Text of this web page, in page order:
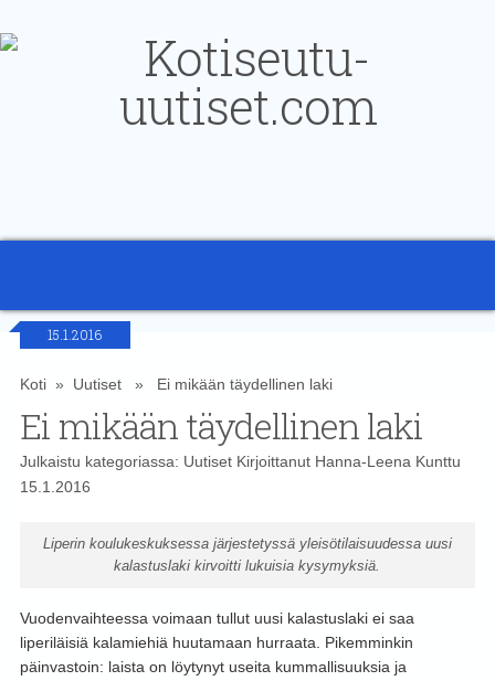
15.1.2016
Koti» Uutiset» Ei mikään täydellinen laki
Ei mikään täydellinen laki
Julkaistu kategoriassa: UutisetKirjoittanut Hanna-Leena Kunttu
15.1.2016
Liperin koulukeskuksessa järjestetyssä yleisötilaisuudessa uusi
kalastuslaki kirvoitti lukuisia kysymyksiä.
Vuodenvaihteessa voimaan tullut uusi kalastuslaki ei saa
liperiläisiä kalamiehiä huutamaan hurraata. Pikemminkin
päinvastoin: laista on löytynyt useita kummallisuuksia ja